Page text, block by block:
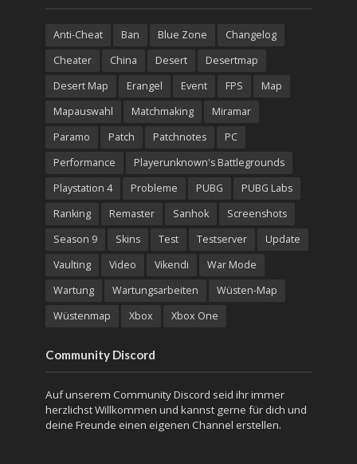
Anti-Cheat Ban Blue Zone
Changelog
Cheater
China Desert
Desertmap
Desert Map
Erangel Event FPS
Map
Mapauswahl
Matchmaking
Miramar
Paramo
Patch Patchnotes
PC
Performance
Playerunknown's Battlegrounds
Playstation 4
Probleme PUBG
PUBG Labs
Ranking
Remaster Sanhok
Screenshots
Season 9
Skins Test Testserver
Update
Vaulting
Video Vikendi
War Mode
Wartung
Wartungsarbeiten
Wüsten-Map
Wüstenmap
Xbox Xbox One
Community Discord
Auf unserem Community Discord seid ihr immer
herzlichst Willkommen und kannst gerne für dich und
deine Freunde einen eigenen Channel erstellen.